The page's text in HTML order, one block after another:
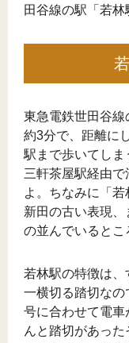
田谷線の駅「若林
東急電鉄世田谷線
約3分で、距離に
駅まで歩いてしま
三軒茶屋駅経由
よ。ちなみに「若
新田の古い表現
の並んでいるとこ
若林駅の特徴は
一横切る踏切な
号に合わせて電車
んと踏切があっ